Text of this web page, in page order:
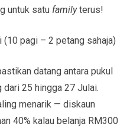
untuk satu familyterus!
(10 pagi – 2 petang sahaja)
datang antara pukul
dari 25 hingga 27 Julai.
menarik — diskaun
40% kalau belanja RM300